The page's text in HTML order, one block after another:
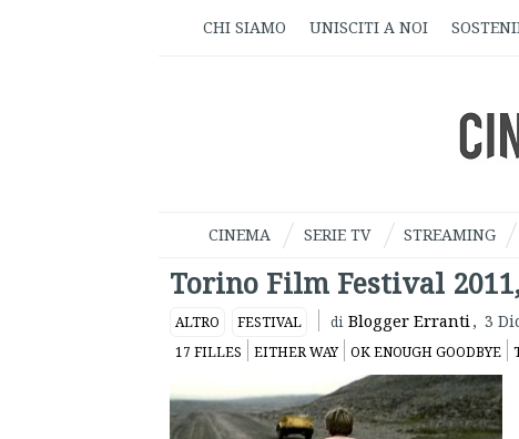
CHI SIAMO UNISCITI A NOI
CINEMA SERIE TV STREAMING
Torino Film Festival
ALTRO FESTIVAL di Blogger Erranti, 3
17 FILLES EITHER WAY OK ENOUGH GOODBYE